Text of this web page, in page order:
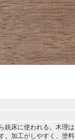
銃床に使われる。木理は
。加工がしやすく、塗料